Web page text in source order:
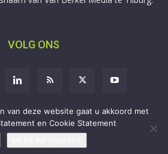
VOLG ONS
Adverteren Privacy Contact
2009-2026 Van Berkel Media
van deze website gaat u akkoord met
en Cookie Statement